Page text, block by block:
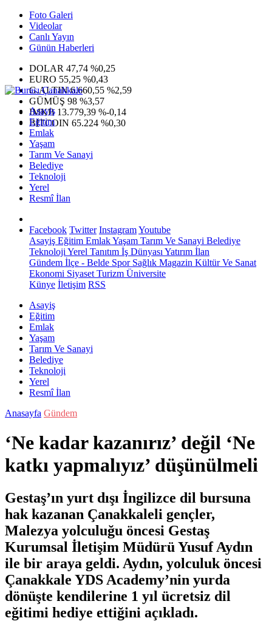
Foto Galeri
Videolar
Canlı Yayın
Günün Haberleri
DOLAR 47,74 %0,25
EURO 55,25 %0,43
G.ALTIN6.660,55 %2,59
GÜMÜŞ 98 %3,57
IMKB 13.779,39 %-0,14
BITCOIN 65.224 %0,30
Asayiş
Eğitim
Emlak
Yaşam
Tarım Ve Sanayi
Belediye
Teknoloji
Yerel
Resmî İlan
Facebook Twitter InstagramYoutube
Asayiş Eğitim EmlakYaşam Tarım Ve Sanayi Belediye
Teknoloji Yerel Tanıtım İş Dünyası Yatırım İlan
Gündem İlçe - Belde SporSağlık Magazin Kültür Ve Sanat
Ekonomi Siyaset Turizm Üniversite
Künye İletişim RSS
Asayiş
Eğitim
Emlak
Yaşam
Tarım Ve Sanayi
Belediye
Teknoloji
Yerel
Resmî İlan
Anasayfa Gündem
‘Ne kadar kazanırız’ değil ‘Ne
katkı yapmalıyız’ düşünülmeli
Gestaş’ın yurt dışı İngilizce dil bursuna
hak kazanan Çanakkaleli gençler,
Malezya yolculuğu öncesi Gestaş
Kurumsal İletişim Müdürü Yusuf Aydın
ile bir araya geldi. Aydın, yolculuk öncesi
Çanakkale YDS Academy’nin yurda
dönüşte kendilerine 1 yıl ücretsiz dil
eğitimi hediye ettiğini açıkladı.